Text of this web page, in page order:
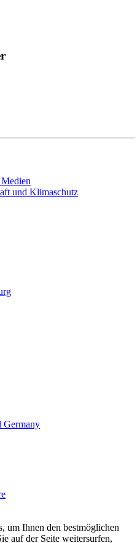
um Ihnen den bestmöglichen
auf der Seite weitersurfen,